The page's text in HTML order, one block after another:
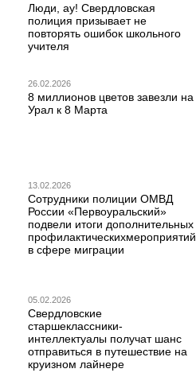
Люди, ау! Свердловская
полиция призывает не
повторять ошибок школьного
учителя
26.02.2026
8 миллионов цветов завезли на
Урал к 8 Марта
13.02.2026
Сотрудники полиции ОМВД
России «Первоуральский»
подвели итоги дополнительных
профилактическихмероприятий
в сфере миграции
05.02.2026
Свердловские
старшеклассники-
интеллектуалы получат шанс
отправиться в путешествие на
круизном лайнере